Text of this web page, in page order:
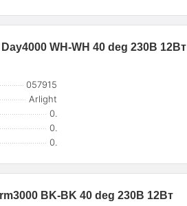
WH-WH 40 deg 230В 12Вт
057915
Arlight
0.
0.
0.
BK-BK 40 deg 230В 12Вт